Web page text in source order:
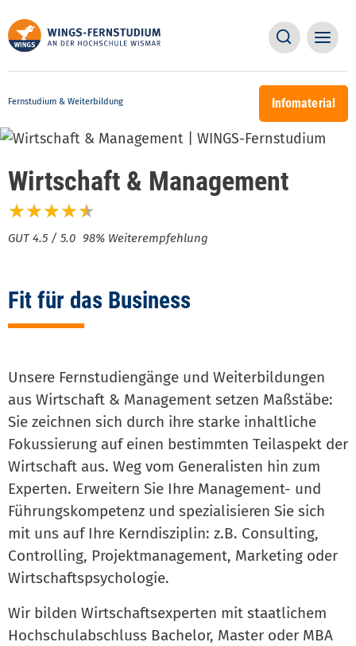
zum
Inhalt
Main
Suche
Main
Fernstudium & Weiterbildung Infomaterial
98% Weiterempfehlung
Wirtschaft & Management
Fit für das Business
Unsere Fernstudiengänge und Weiterbildungen
aus Wirtschaft & Management setzen Maßstäbe:
Sie zeichnen sich durch ihre starke inhaltliche
Fokussierung auf einen bestimmten Teilaspekt der
Wirtschaft aus. Weg vom Generalisten hin zum
Experten. Erweitern Sie Ihre Management- und
Führungskompetenz und spezialisieren Sie sich
mit uns auf Ihre Kerndisziplin: z.B. Consulting,
Controlling, Projektmanagement, Marketing oder
Wirtschaftspsychologie.
Wir bilden Wirtschaftsexperten mit staatlichem
Hochschulabschluss Bachelor, Master oder MBA